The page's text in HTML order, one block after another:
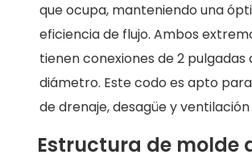
que ocupa, manteniendo una
eficiencia de flujo. Ambos
tienen conexiones de 2 pulgadas
diámetro. Este codo es apto
de drenaje, desagüe y
Estructura de molde